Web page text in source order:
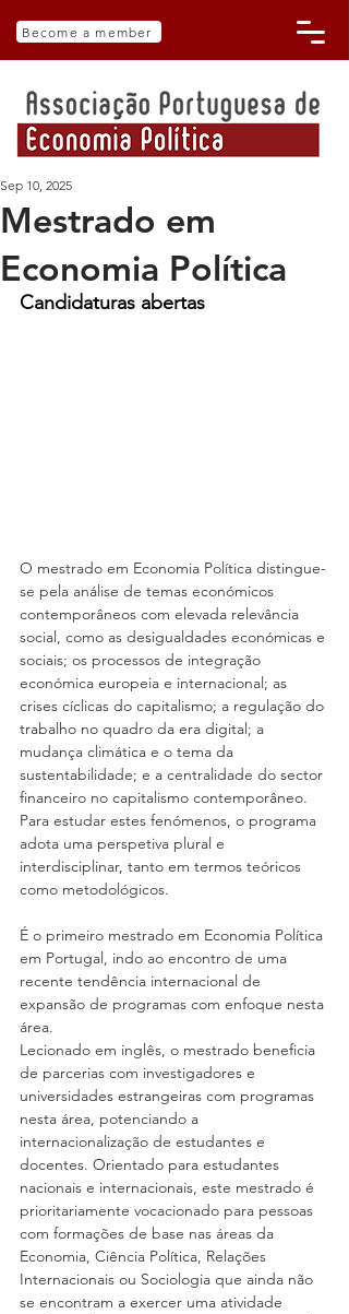
Become a member
Mestrado em
Economia Política
Sep 10, 2025
Candidaturas abertas
O mestrado em Economia Política distingue-
se pela análise de temas económicos
contemporâneos com elevada relevância
social, como as desigualdades económicas e
sociais; os processos de integração
económica europeia e internacional; as
crises cíclicas do capitalismo; a regulação do
trabalho no quadro da era digital; a
mudança climática e o tema da
sustentabilidade; e a centralidade do sector
financeiro no capitalismo contemporâneo.
Para estudar estes fenómenos, o programa
adota uma perspetiva plural e
interdisciplinar, tanto em termos teóricos
como metodológicos.
É o primeiro mestrado em Economia Política
em Portugal, indo ao encontro de uma
recente tendência internacional de
expansão de programas com enfoque nesta
área.
Lecionado em inglês, o mestrado beneficia
de parcerias com investigadores e
universidades estrangeiras com programas
nesta área, potenciando a
internacionalização de estudantes e
docentes. Orientado para estudantes
nacionais e internacionais, este mestrado é
prioritariamente vocacionado para pessoas
com formações de base nas áreas da
Economia, Ciência Política, Relações
Internacionais ou Sociologia que ainda não
se encontram a exercer uma atividade